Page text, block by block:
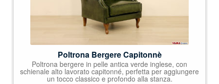
Poltrona Bergere Capitonnè
Poltrona bergere in pelle antica verde inglese, con
schienale alto lavorato capitonné, perfetta per aggiungere
un tocco classico e profondo alla stanza.